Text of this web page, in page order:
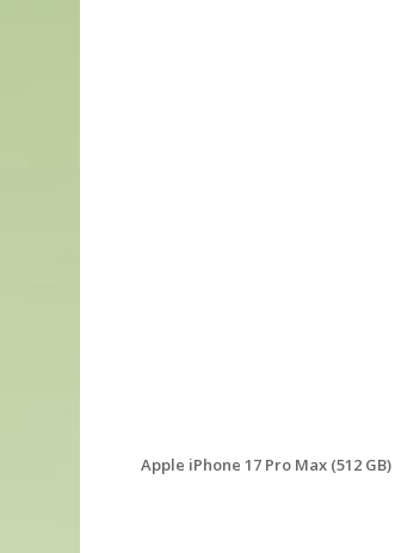
Apple iPhone 17 Pro Max (512